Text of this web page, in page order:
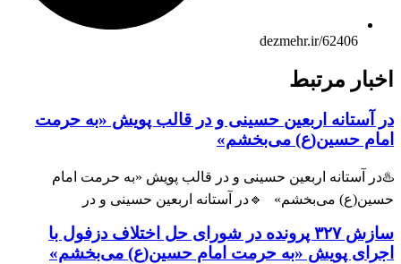
dezmehr.ir/62406
مرتبط
آستانه اربعین حسینی و در قالب پویش «به حرمت
حسین(ع) می‌بخشم»
آستانه اربعین حسینی و در قالب پویش «به حرمت امام
می‌بخشم» 🔹در آستانه اربعین حسینی و در
سازش ۳۲۷ پرونده در شورای حل اختلاف دزفول با
پویش «به حرمت امام حسین(ع) می‌بخشم»